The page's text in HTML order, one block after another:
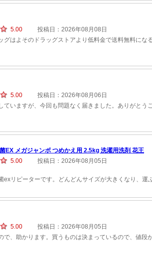
5.00
投稿日：2026年08月08日
グはよそのドラッグストアより低料金で送料無料にな
5.00
投稿日：2026年08月06日
ていますが、今回も問題なく届きました。ありがとう
EX メガジャンボ つめかえ用 2.5kg 洗濯用洗剤 花王
5.00
投稿日：2026年08月05日
exリピーターです。どんどんサイズが大きくなり、
5.00
投稿日：2026年08月05日
で、助かります。買うものは決まっているので、値段